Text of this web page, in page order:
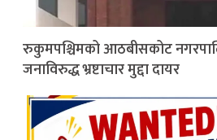
रुकुमपश्चिमको आठबीसकोट
जनाविरुद्ध भ्रष्टाचार मुद्दा दायर